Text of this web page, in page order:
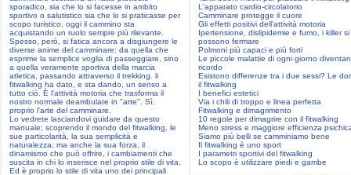
sporadico, sia che lo si facesse in ambito
sportivo o salutistico sia che lo si praticasse per
scopo turistico, oggi il cammino sta
acquistando un ruolo sempre più rilevante.
Spesso, però, si fatica ancora a disgiungere le
diverse anime del camminare: da quella che
esprime la semplice voglia di passeggiare, sino
a quella veramente sportiva della marcia
atletica, passando attraverso il trekking. li
fitwalking ha dato, e sta dando, un senso a
tutto ciò. È l'attività motoria che trasforma il
nostro normale deambulare in "arte". Sì,
proprio l'arte del camminare.
Lo vedrete lasciandovi guidare da questo
manuale; scoprendo il mondo del fitwalking, le
sue particolarità, la sua semplicità e
naturalezza; ma anche la sua forza, il
dinamismo che può offrire, i cambiamenti che
suscita in chi lo inserisce nel proprio stile di vita.
Ed è proprio lo stile di vita uno dei principali
L'apparato cardio-circolatorio
Camminare protegge il cuore
Gli effetti positivi dell'attività motoria
Ipertensione, dislipidemie e fumo, i killer si
possono fermare
Polmoni più capaci e più forti
Le piccole malattie di ogni giorno
ricordo
Esistono differenze tra i due sessi? Le
il fitwalking
I benefici estetici
Via i chili di troppo e linea perfetta
Fitwalking e dimagrimento
10 regole per dimagrire con il fitwalking
Meno stress e maggiore efficienza
Siamo più belli se camminiamo bene
Il fitwalking è uno sport
I parametri sportivi del fitwalking
Lo scopo è utilizzare piedi e gambe